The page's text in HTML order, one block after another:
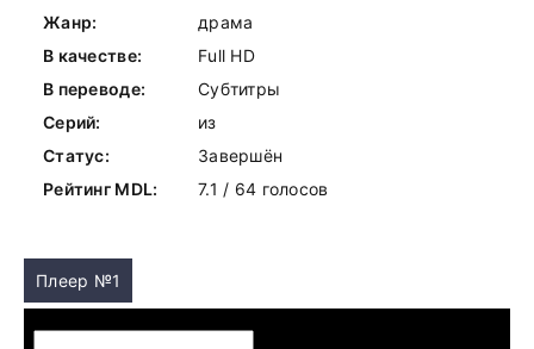
Жанр:
драма
В качестве:
Full HD
В переводе:
Субтитры
Серий:
из
Статус:
Завершён
Рейтинг MDL:
7.1 / 64 голосов
Плеер №1